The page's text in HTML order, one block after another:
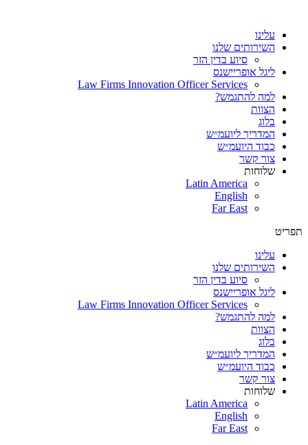
עלינו
השירותים שלנו
סיוע בדין הזר
ליגל אופריישנס
Law Firms Innovation Officer Services
למה להתגמש?
הצוות
בלוג
המדריך ליועמ״ש
כבוד היועמ״ש
צור קשר
שלוחות
Latin America
English
Far East
עלינו
השירותים שלנו
סיוע בדין הזר
ליגל אופריישנס
Law Firms Innovation Officer Services
למה להתגמש?
הצוות
בלוג
המדריך ליועמ״ש
כבוד היועמ״ש
צור קשר
שלוחות
Latin America
English
Far East